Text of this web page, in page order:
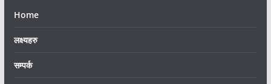
Home
लक्ष्यहरु
सम्पर्क